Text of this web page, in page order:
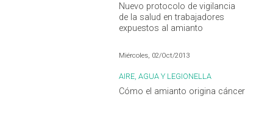
Nuevo protocolo de vigilancia
de la salud en trabajadores
expuestos al amianto
Miércoles, 02/Oct/2013
AIRE, AGUA Y LEGIONELLA
Cómo el amianto origina cáncer